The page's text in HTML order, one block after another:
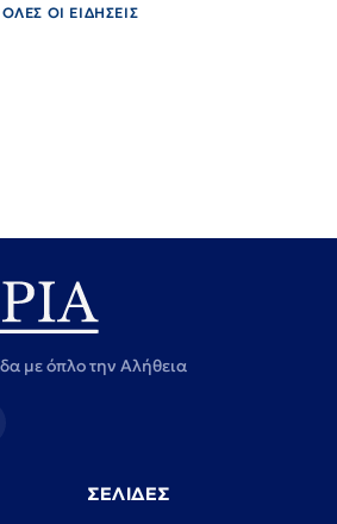
ΟΛΕΣ ΟΙ ΕΙΔΗΣΕΙΣ
με όπλο την Αλήθεια
ΣΕΛΙΔΕΣ